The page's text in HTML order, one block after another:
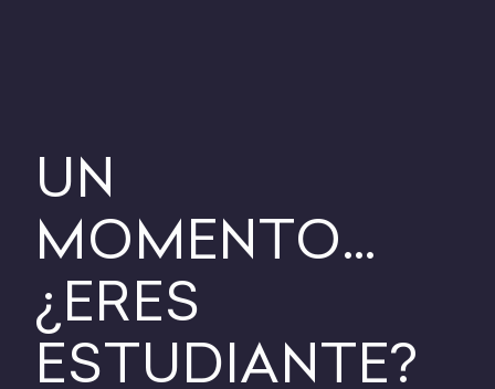
UN
MOMENTO…
¿ERES
ESTUDIANTE?